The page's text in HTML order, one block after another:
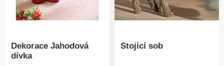
Dekorace Jahodová
dívka
Stojící sob